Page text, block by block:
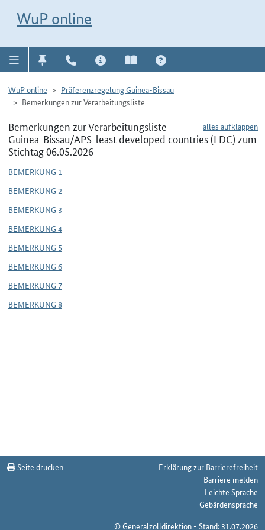
WuP online
WuP online
Präferenzregelung Guinea-Bissau
Bemerkungen zur Verarbeitungsliste
alles aufklappen
Bemerkungen zur Verarbeitungsliste
Guinea-Bissau/APS-least developed countries (LDC) zum
Stichtag 06.05.2026
BEMERKUNG 1
BEMERKUNG 2
BEMERKUNG 3
BEMERKUNG 4
BEMERKUNG 5
BEMERKUNG 6
BEMERKUNG 7
BEMERKUNG 8
Seite drucken
Erklärung zur Barrierefreiheit
Barriere melden
Leichte Sprache
Gebärdensprache
© Generalzolldirektion - Stand: 31.07.2026